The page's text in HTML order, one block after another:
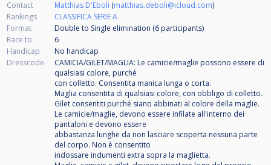
Contact
Matthias D'Eboli (matthias.deboli@icloud.com)
Rankings
CLASSIFICA SERIE A
Format
Double to Single elimination (6 participants)
Race to
6
Handicap
No handicap
Dresscode
CAMICIA/GILET/MAGLIA: Le camicie/maglie possono essere di
qualsiasi colore, purché
con colletto. Consentita manica lunga o corta.
Maglia consentita di qualsiasi colore, con obbligo di colletto.
Gilet consentiti purché siano abbinati al colore della maglie.
Le camicie/maglie, devono essere infilate all'interno dei
pantaloni e devono essere
abbastanza lunghe da non lasciare scoperta nessuna parte
del corpo. Non è consentito
indossare indumenti extra sopra la maglietta.